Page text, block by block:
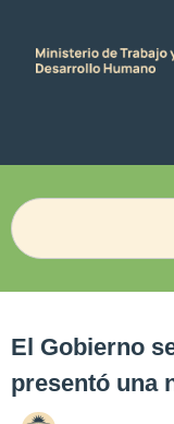
El Gobierno
presentó una